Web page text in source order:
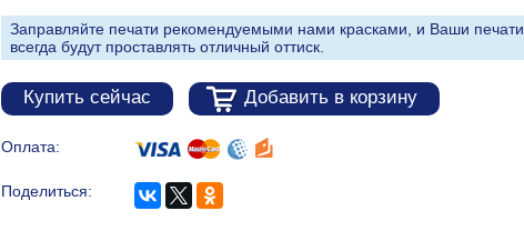
Заправляйте печати рекомендуемыми нами красками, и Ваши печати
всегда будут проставлять отличный оттиск.
Купить сейчас Добавить в корзину
Оплата:
Поделиться: